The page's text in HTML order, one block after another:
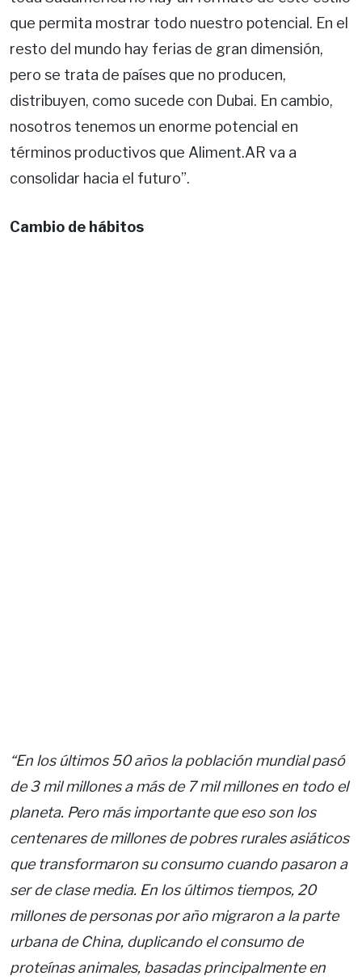
que permita mostrar todo nuestro potencial. En el
resto del mundo hay ferias de gran dimensión,
pero se trata de países que no producen,
distribuyen, como sucede con Dubai. En cambio,
nosotros tenemos un enorme potencial en
términos productivos que Aliment.AR va a
consolidar hacia el futuro”.
Cambio de hábitos
“En los últimos 50 años la población mundial pasó
de 3 mil millones a más de 7 mil millones en todo el
planeta. Pero más importante que eso son los
centenares de millones de pobres rurales asiáticos
que transformaron su consumo cuando pasaron a
ser de clase media. En los últimos tiempos, 20
millones de personas por año migraron a la parte
urbana de China, duplicando el consumo de
proteínas animales, basadas principalmente en